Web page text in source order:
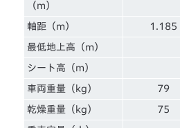
（m）
軸距（m） 1.185
最低地上高（m）
シート高（m）
車両重量（kg） 79
乾燥重量（kg） 75